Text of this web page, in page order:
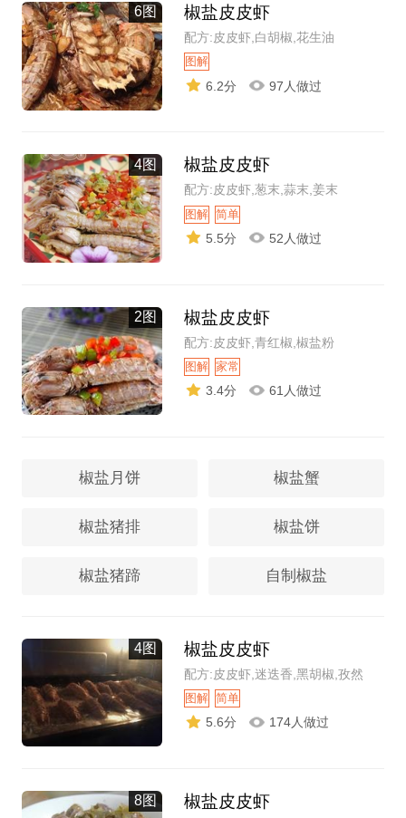
6图 椒盐皮皮虾
配方:皮皮虾,白胡椒,花生油
图解
6.2分 97人做过
4图 椒盐皮皮虾
配方:皮皮虾,葱末,蒜末,姜末
图解 简单
5.5分 52人做过
2图 椒盐皮皮虾
配方:皮皮虾,青红椒,椒盐粉
图解 家常
3.4分 61人做过
椒盐月饼 椒盐蟹
椒盐猪排 椒盐饼
椒盐猪蹄 自制椒盐
4图 椒盐皮皮虾
配方:皮皮虾,迷迭香,黑胡椒,孜然
图解 简单
5.6分 174人做过
8图 椒盐皮皮虾